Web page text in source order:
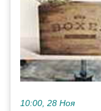
10:00, 28 Ноя